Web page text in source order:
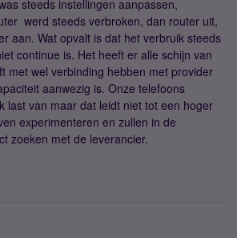
steeds instellingen aanpassen,
werd steeds verbroken, dan router uit,
aan. Wat opvalt is dat het verbruik steeds
continue is. Het heeft er alle schijn van
met wel verbinding hebben met provider
aanwezig is. Onze telefoons
last van maar dat leidt niet tot een hoger
experimenteren en zullen in de
zoeken met de leverancier.